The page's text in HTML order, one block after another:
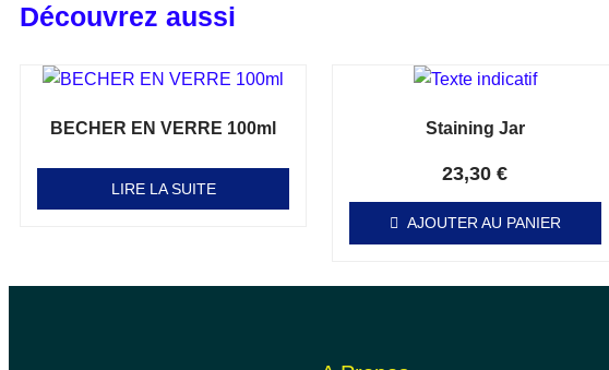
Découvrez aussi
BECHER EN VERRE 100ml
LIRE LA SUITE
Staining Jar
23,30€
AJOUTER AU PANIER